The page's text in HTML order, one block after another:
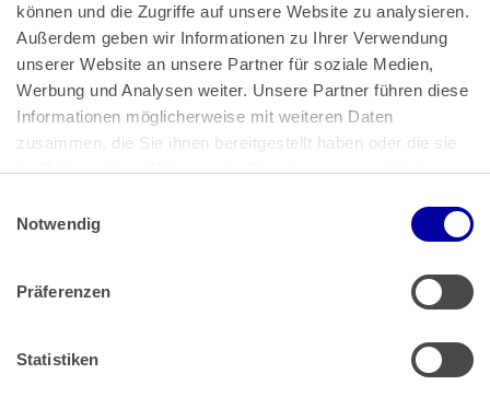
können und die Zugriffe auf unsere Website zu analysieren.
Außerdem geben wir Informationen zu Ihrer Verwendung
unserer Website an unsere Partner für soziale Medien,
Werbung und Analysen weiter. Unsere Partner führen diese
Informationen möglicherweise mit weiteren Daten
zusammen, die Sie ihnen bereitgestellt haben oder die sie
im Rahmen Ihrer Nutzung der Dienste gesammelt haben.
Impressum
Notwendig
Präferenzen
Statistiken
Bundeskanzlerplatz 2
53113 Bonn
Pressemitteilungen|AGB
Impressum|Datenschutz
Muster Widerrufsformular (PDF)